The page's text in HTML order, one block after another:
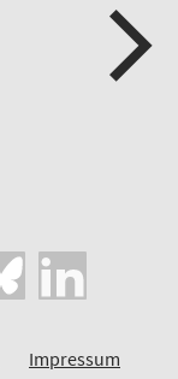
Impressum